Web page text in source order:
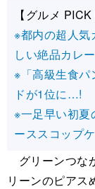
【グルメ PICK
※都内の超人気
しい絶品カレ
※「高級生食パ
ドが1位に…!
※一足早い初夏
ーススコップケ
グリーンつな
リーンのピアス